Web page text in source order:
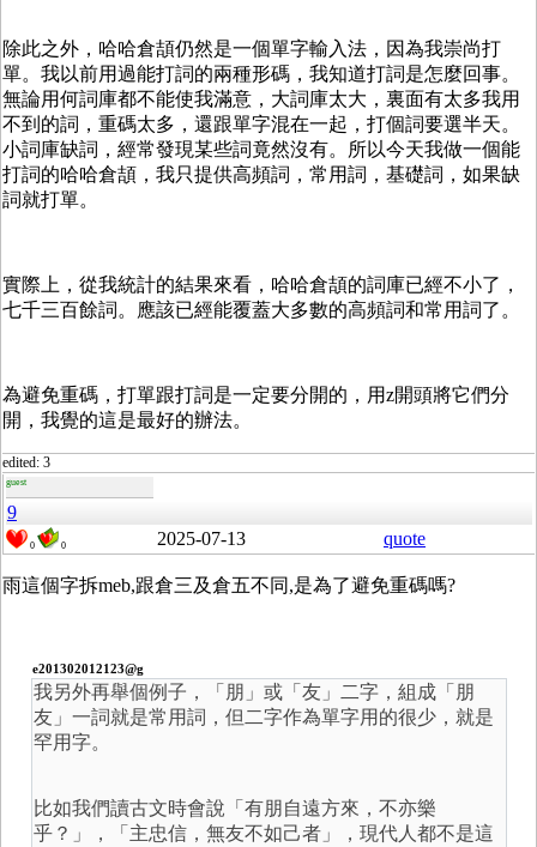
除此之外，哈哈倉頡仍然是一個單字輸入法，因為我崇尚打
單。我以前用過能打詞的兩種形碼，我知道打詞是怎麼回事。
無論用何詞庫都不能使我滿意，大詞庫太大，裏面有太多我用
不到的詞，重碼太多，還跟單字混在一起，打個詞要選半天。
小詞庫缺詞，經常發現某些詞竟然沒有。所以今天我做一個能
打詞的哈哈倉頡，我只提供高頻詞，常用詞，基礎詞，如果缺
詞就打單。
實際上，從我統計的結果來看，哈哈倉頡的詞庫已經不小了，
七千三百餘詞。應該已經能覆蓋大多數的高頻詞和常用詞了。
為避免重碼，打單跟打詞是一定要分開的，用z開頭將它們分
開，我覺的這是最好的辦法。
edited: 3
guest
9
0 0 2025-07-13 quote
雨這個字拆meb,跟倉三及倉五不同,是為了避免重碼嗎?
e201302012123@g
我另外再舉個例子，「朋」或「友」二字，組成「朋
友」一詞就是常用詞，但二字作為單字用的很少，就是
罕用字。
比如我們讀古文時會說「有朋自遠方來，不亦樂
乎？」，「主忠信，無友不如己者」，現代人都不是這